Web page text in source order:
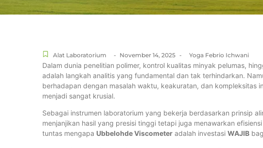
Alat Laboratorium - November 14, 2025 - Yoga Febrio Ichwani
Dalam dunia penelitian polimer, kontrol kualitas minyak pelumas,
adalah langkah analitis yang fundamental dan tak terhindarkan.
berhadapan dengan masalah waktu, keakuratan, dan kompleksitas
menjadi sangat krusial.
Sebagai instrumen laboratorium yang bekerja berdasarkan prinsip
menjanjikan hasil yang presisi tinggi tetapi juga menawarkan
tuntas mengapa Ubbelohde Viscometer adalah investasi WAJIB